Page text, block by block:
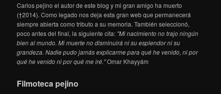
Carlos pejino el autor de este blog y mi gran amigo ha muerto
(†2014). Como legado nos deja esta gran web que permanecerá
siempre abierta como tributo a su memoria. También seleccionó,
poco antes del final, la siguiente cita: "Mi nacimiento no trajo ningún
bien al mundo. Mi muerte no disminuirá ni su esplendor ni su
grandeza. Nadie pudo jamás explicarme para qué he venido, ni por
qué he venido ni por qué me iré."Omar Khayyám
Filmoteca pejino